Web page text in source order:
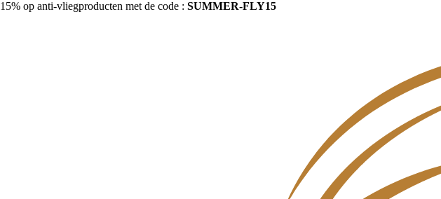
15% op anti-vliegproducten met de code : SUMMER-FLY15